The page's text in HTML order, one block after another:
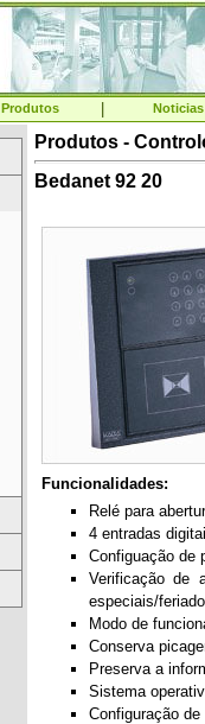
Produtos Noticias
Produtos -
Bedanet 92 20
Funcionalidades:
Relé para
4 entradas
Configuação de
Verificação de
especiais/
Modo de
Conserva
Preserva a
Sistema
Configuração